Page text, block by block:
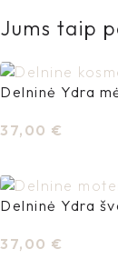
Jums taip
Delninė Ydra
37,00 €
Delninė Ydra
37,00 €